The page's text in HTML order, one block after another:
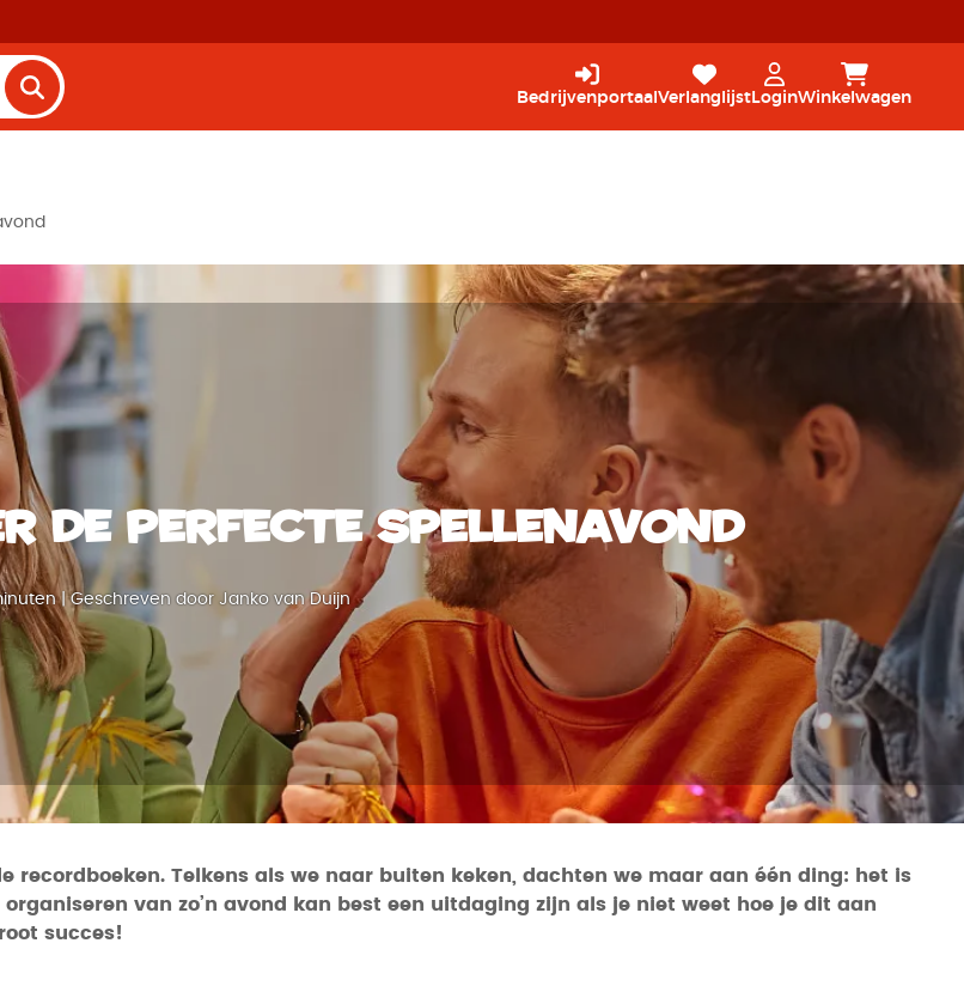
Bedrijvenportaal Verlanglijst LoginWinkelwagen
de perfecte spellenavond
| Geschreven door Janko van Duijn
recordboeken. Telkens als we naar buiten keken, dachten we maar aan één ding: het is
van zo’n avond kan best een uitdaging zijn als je niet weet hoe je dit aan
succes!